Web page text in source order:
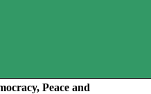
Peace and